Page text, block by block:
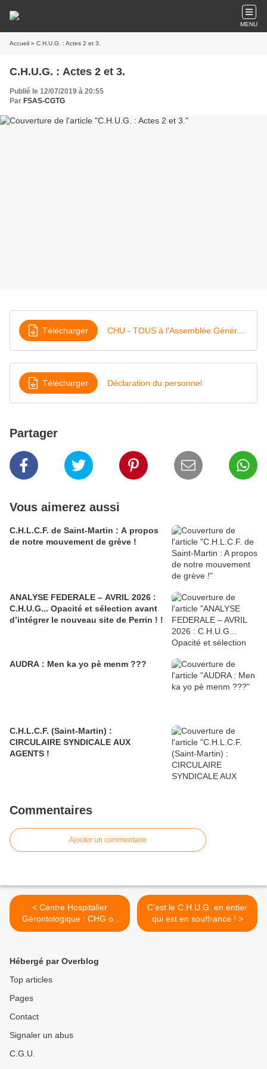
MENU
Accueil » C.H.U.G. : Actes 2 et 3.
C.H.U.G. : Actes 2 et 3.
Publié le 12/07/2019 à 20:55
Par FSAS-CGTG
Télécharger
Télécharger Déclaration du personnel
Partager
Vous aimerez aussi
C.H.L.C.F. de Saint-Martin : A propos
de notre mouvement de grève !
ANALYSE FEDERALE – AVRIL 2026 :
C.H.U.G... Opacité et sélection avant
d’intégrer le nouveau site de Perrin ! !
AUDRA : Men ka yo pè menm ???
C.H.L.C.F. (Saint-Martin) :
CIRCULAIRE SYNDICALE AUX
AGENTS !
Commentaires
Ajouter un commentaire
< Centre Hospitalier
Gérontologique : CHG ou
BATEAU A LA DÉRIVE ?
C’est le C.H.U.G. en entier
qui est en souffrance ! >
Hébergé par Overblog
Top articles
Pages
Contact
Signaler un abus
C.G.U.